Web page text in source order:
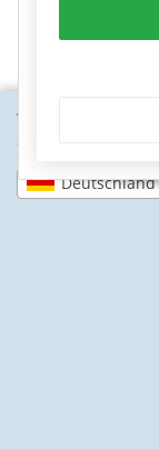
Wähle dein
Standort zu sehen.
Deutschland